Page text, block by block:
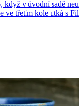
když v úvodní sadě
ve třetím kole utká s